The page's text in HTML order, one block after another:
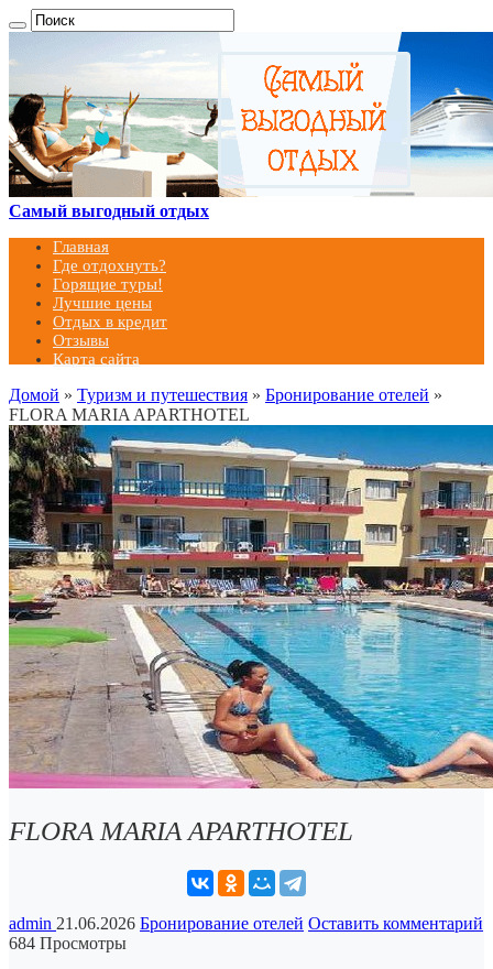
Самый выгодный отдых
Главная
Где отдохнуть?
Горящие туры!
Лучшие цены
Отдых в кредит
Отзывы
Карта сайта
Домой » Туризм и путешествия » Бронирование отелей »
FLORA MARIA APARTHOTEL
FLORA MARIA APARTHOTEL
admin 21.06.2026 Бронирование отелей Оставить комментарий
684 Просмотры